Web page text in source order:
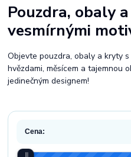
Pouzdra, obaly
vesmírnými
Objevte pouzdra, obaly a kryty
hvězdami, měsícem a tajemnou
jedinečným designem!
Cena: